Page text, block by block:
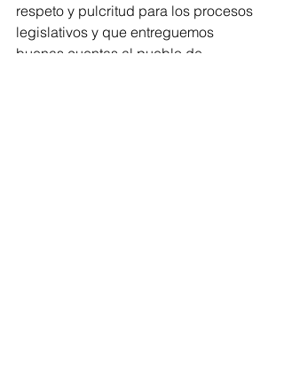
respeto y pulcritud para los procesos
legislativos y que entreguemos
buenas cuentas al pueblo de